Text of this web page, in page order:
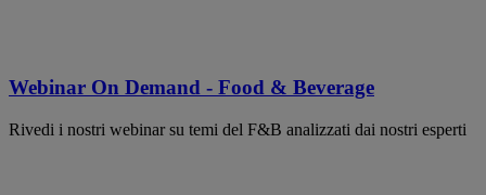
Webinar On Demand - Food & Beverage
Rivedi i nostri webinar su temi del F&B analizzati dai nostri esperti